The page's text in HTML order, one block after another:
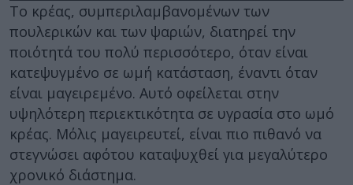
Το κρέας, συμπεριλαμβανομένων των
πουλερικών και των ψαριών, διατηρεί την
ποιότητά του πολύ περισσότερο, όταν είναι
κατεψυγμένο σε ωμή κατάσταση, έναντι όταν
είναι μαγειρεμένο. Αυτό οφείλεται στην
υψηλότερη περιεκτικότητα σε υγρασία στο ωμό
κρέας. Μόλις μαγειρευτεί, είναι πιο πιθανό να
στεγνώσει αφότου καταψυχθεί για μεγαλύτερο
χρονικό διάστημα.